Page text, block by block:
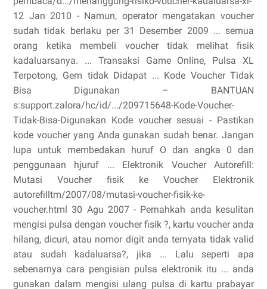
12 Jan 2010 - Namun, operator mengatakan voucher
sudah tidak berlaku per 31 Desember 2009 ... semua
orang ketika membeli voucher tidak melihat fisik
kadaluarsanya. ... Transaksi Game Online, Pulsa XL
Terpotong, Gem tidak Didapat ... Kode Voucher Tidak
Bisa Digunakan – BANTUAN
s:support.zalora/hc/id/.../209715648-Kode-Voucher-
Tidak-Bisa-Digunakan Kode voucher sesuai - Pastikan
kode voucher yang Anda gunakan sudah benar. Jangan
lupa untuk membedakan huruf O dan angka 0 dan
penggunaan hjuruf ... Elektronik Voucher Autorefill:
Mutasi Voucher fisik ke Voucher Elektronik
autorefilltm/2007/08/mutasi-voucher-fisik-ke-
voucher.html 30 Agu 2007 - Pernahkah anda kesulitan
mengisi pulsa dengan voucher fisik ?, kartu voucher anda
hilang, dicuri, atau nomor digit anda ternyata tidak valid
atau sudah kadaluarsa?, jika ... Lalu seperti apa
sebenarnya cara pengisian pulsa elektronik itu ... anda
gunakan dalam mengisi ulang pulsa di kartu prabayar